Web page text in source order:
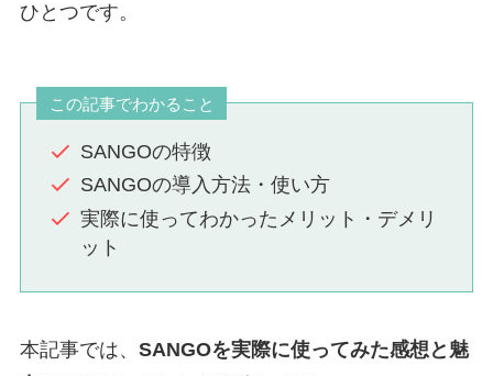
ひとつです。
この記事でわかること
SANGOの特徴
SANGOの導入方法・使い方
実際に使ってわかったメリット・デメリ
ット
本記事では、 SANGOを実際に使ってみた感想と魅